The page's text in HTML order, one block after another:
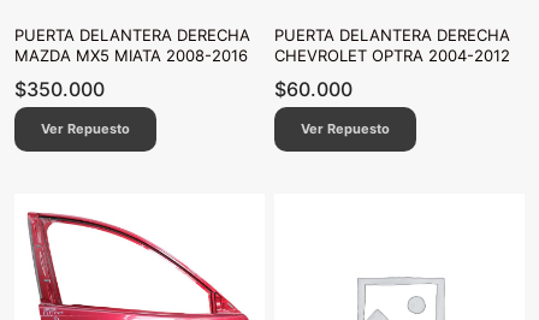
PUERTA DELANTERA DERECHA
MAZDA MX5 MIATA 2008-2016
$350.000
Ver Repuesto
PUERTA DELANTERA DERECHA
CHEVROLET OPTRA 2004-2012
$60.000
Ver Repuesto